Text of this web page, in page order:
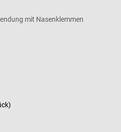
mit Nasenklemmen